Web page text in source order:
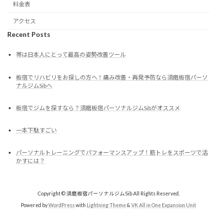
料金表
アクセス
Recent Posts
帯は日本人にとって最高の姿勢改善ツール
板宿でリハビリをお探しの方へ！痛み改善・再発予防なら須磨板宿パーソ
ナルジムSibへ
板宿でジムを探すなら？須磨板宿パーソナルジムSibがオススメ
一本下駄すごい
パーソナルトレーニングでパフォーマンスアップ！筋トレをスポーツで活
かすには？
Copyright © 須磨板宿パーソナルジムSib All Rights Reserved.
Powered byWordPresswith Lightning Theme& VK All in One Expansion Unit